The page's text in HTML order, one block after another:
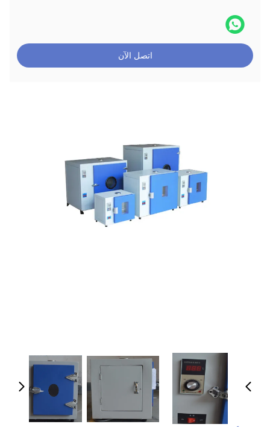
اتصل الآن